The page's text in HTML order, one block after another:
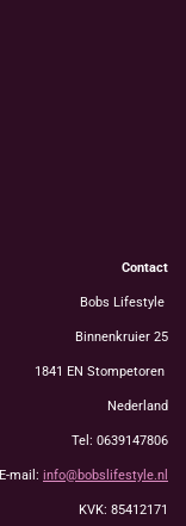
Contact
Bobs Lifestyle
Binnenkruier 25
1841 EN Stompetoren
Nederland
Tel: 0639147806
E-mail: info@bobslifestyle.nl
KVK: 85412171